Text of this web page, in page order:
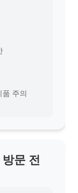
주의
문 전